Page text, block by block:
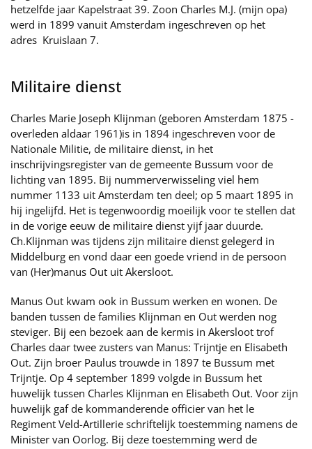
hetzelfde jaar Kapelstraat 39. Zoon Charles M.J. (mijn opa)
werd in 1899 vanuit Amsterdam ingeschreven op het
adres Kruislaan 7.
Militaire dienst
Charles Marie Joseph Klijnman (geboren Amsterdam 1875 -
overleden aldaar 1961)is in 1894 ingeschreven voor de
Nationale Militie, de militaire dienst, in het
inschrijvingsregister van de gemeente Bussum voor de
lichting van 1895. Bij nummerverwisseling viel hem
nummer 1133 uit Amsterdam ten deel; op 5 maart 1895 in
hij ingelijfd. Het is tegenwoordig moeilijk voor te stellen dat
in de vorige eeuw de militaire dienst yijf jaar duurde.
Ch.Klijnman was tijdens zijn militaire dienst gelegerd in
Middelburg en vond daar een goede vriend in de persoon
van (Her)manus Out uit Akersloot.
Manus Out kwam ook in Bussum werken en wonen. De
banden tussen de families Klijnman en Out werden nog
steviger. Bij een bezoek aan de kermis in Akersloot trof
Charles daar twee zusters van Manus: Trijntje en Elisabeth
Out. Zijn broer Paulus trouwde in 1897 te Bussum met
Trijntje. Op 4 september 1899 volgde in Bussum het
huwelijk tussen Charles Klijnman en Elisabeth Out. Voor zijn
huwelijk gaf de kommanderende officier van het le
Regiment Veld-Artillerie schriftelijk toestemming namens de
Minister van Oorlog. Bij deze toestemming werd de